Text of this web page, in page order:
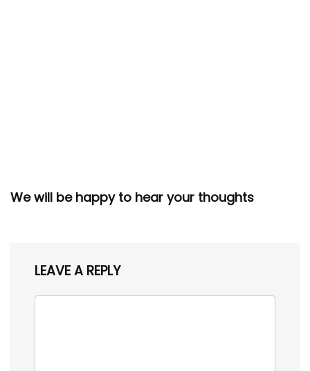
We will be happy to hear your thoughts
LEAVE A REPLY